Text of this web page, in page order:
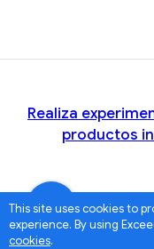
This site uses cookies to
experience. By using
cookies.
Realiza
productos